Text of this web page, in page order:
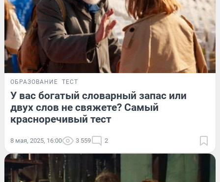
ОБРАЗОВАНИЕ ТЕСТ
У вас богатый словарный запас или
двух слов не свяжете? Самый
красноречивый тест
8 мая, 2025, 16:00 3 559 2